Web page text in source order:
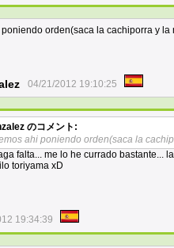
orden(saca la cachiporra y
04/21/2012 19:10:25
のコメント:
ahi poniendo orden(saca la
falta... me lo he currado bastante...
toriyama xD
19:34:39